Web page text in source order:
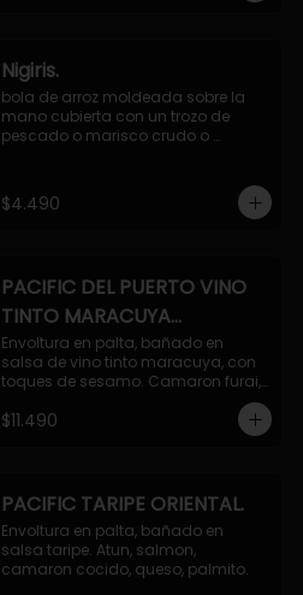
Nigiris.
bola de arroz moldeada sobre la
mano cubierta con un trozo de
pescado o marisco crudo o
$4.490
PACIFIC DEL PUERTO VINO
TINTO MARACUYA
ORIENTAL.
Envoltura en palta, bañado en
salsa de vino tinto maracuya, con
toques de sesamo. Camaron furai,
$11.490
PACIFIC TARIPE ORIENTAL.
Envoltura en palta, bañado en
salsa taripe. Atun, salmon,
camaron cocido, queso, palmito.